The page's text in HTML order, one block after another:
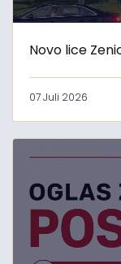
Novo lice
07 Juli 2026